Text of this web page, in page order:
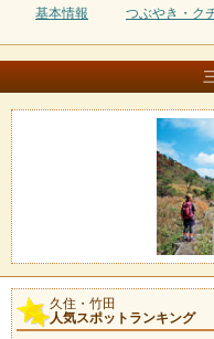
基本情報 つぶやき・ク
久住・竹田
人気スポットランキング